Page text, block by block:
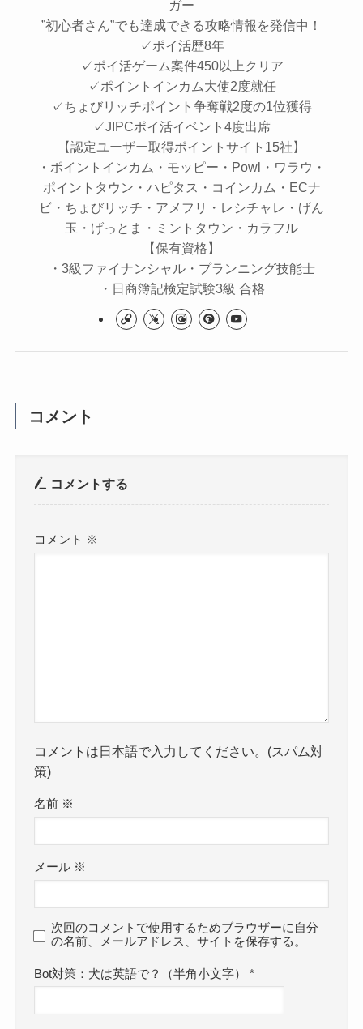
ガー
”初心者さん”でも達成できる攻略情報を発信中！
✓ポイ活歴8年
✓ポイ活ゲーム案件450以上クリア
✓ポイントインカム大使2度就任
✓ちょびリッチポイント争奪戦2度の1位獲得
✓JIPCポイ活イベント4度出席
【認定ユーザー取得ポイントサイト15社】
・ポイントインカム・モッピー・Powl・ワラウ・
ポイントタウン・ハピタス・コインカム・ECナ
ビ・ちょびリッチ・アメフリ・レシチャレ・げん
玉・げっとま・ミントタウン・カラフル
【保有資格】
・3級ファイナンシャル・プランニング技能士
・日商簿記検定試験3級 合格
コメント
コメントする
コメント ※
コメントは日本語で入力してください。(スパム対
策)
名前 ※
メール ※
次回のコメントで使用するためブラウザーに自分
の名前、メールアドレス、サイトを保存する。
Bot対策：犬は英語で？（半角小文字）*